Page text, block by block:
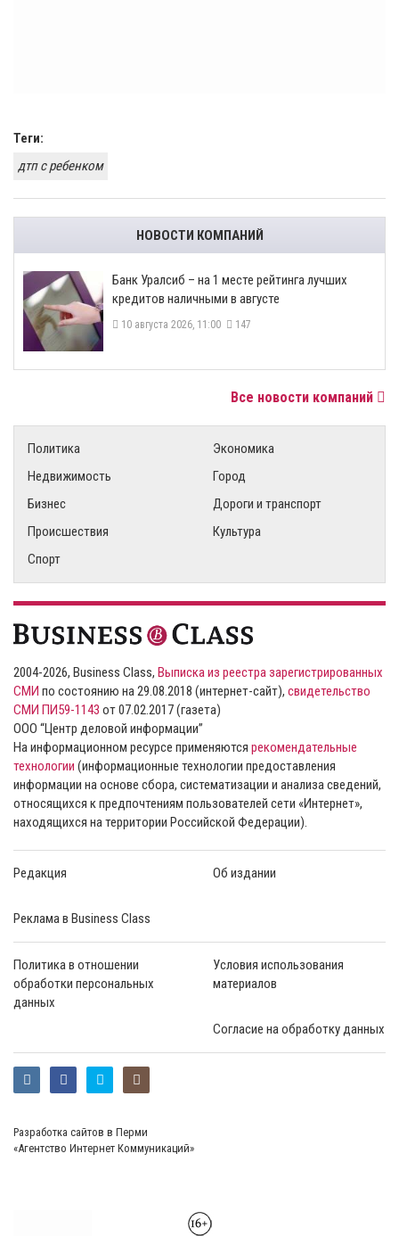
Теги:
дтп с ребенком
НОВОСТИ КОМПАНИЙ
Банк Уралсиб – на 1 месте рейтинга лучших
кредитов наличными в августе
10 августа 2026, 11:00 147
Все новости компаний
Политика
Экономика
Недвижимость
Город
Бизнес
Дороги и транспорт
Происшествия
Культура
Спорт
2004-2026, Business Class, Выписка из реестра зарегистрированных
СМИ по состоянию на 29.08.2018 (интернет-сайт), свидетельство
СМИ ПИ59-1143 от 07.02.2017 (газета)
ООО “Центр деловой информации”
На информационном ресурсе применяются рекомендательные
технологии (информационные технологии предоставления
информации на основе сбора, систематизации и анализа сведений,
относящихся к предпочтениям пользователей сети «Интернет»,
находящихся на территории Российской Федерации).
Редакция Об издании
Реклама в Business Class
Политика в отношении
обработки персональных
данных
Условия использования
материалов
Согласие на обработку данных
Разработка сайтов в Перми
«Агентство Интернет Коммуникаций»